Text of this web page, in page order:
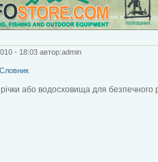
- 18:03 автор:admin
Словник
або водосховища для безпечного